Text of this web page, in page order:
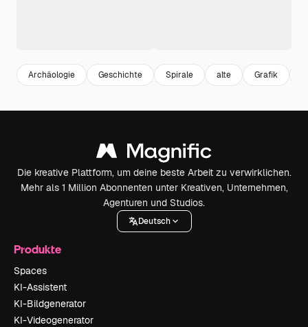
Archäologie Geschichte Spirale alte Grafik
Die kreative Plattform, um deine beste Arbeit zu verwirklichen.
Mehr als 1 Million Abonnenten unter Kreativen, Unternehmen,
Agenturen und Studios.
Deutsch
Produkte
Spaces
KI-Assistent
KI-Bildgenerator
KI-Videogenerator